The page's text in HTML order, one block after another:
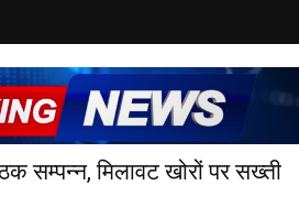
सम्पन्न, मिलावट खोरों पर सख्ती